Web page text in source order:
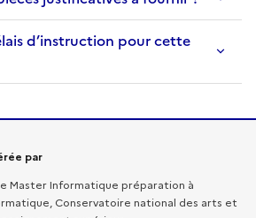
d’instruction pour cette
sur la démarche
par
Master Informatique préparation à
Conservatoire national des arts et